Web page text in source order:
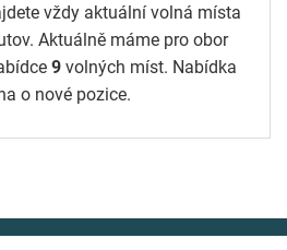
vždy aktuální volná místa
Aktuálně máme pro obor
9 volných míst. Nabídka
o nové pozice.